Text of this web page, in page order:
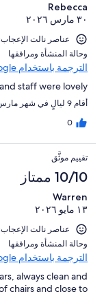
Rebecca
٣٠ مارس ٢٠٢٦
و⁦حالة المنشأة ومرافقها⁩
الترجمة باستخدام Google
staff were lovely
أقام 9 ليالٍ في شهر مارس عام 2026
0
تقييم موثَّق
10/10 ممتاز
Warren
١٣ مايو ٢٠٢٦
و⁦حالة المنشأة ومرافقها⁩
الترجمة باستخدام Google
always clean and
chairs and close to